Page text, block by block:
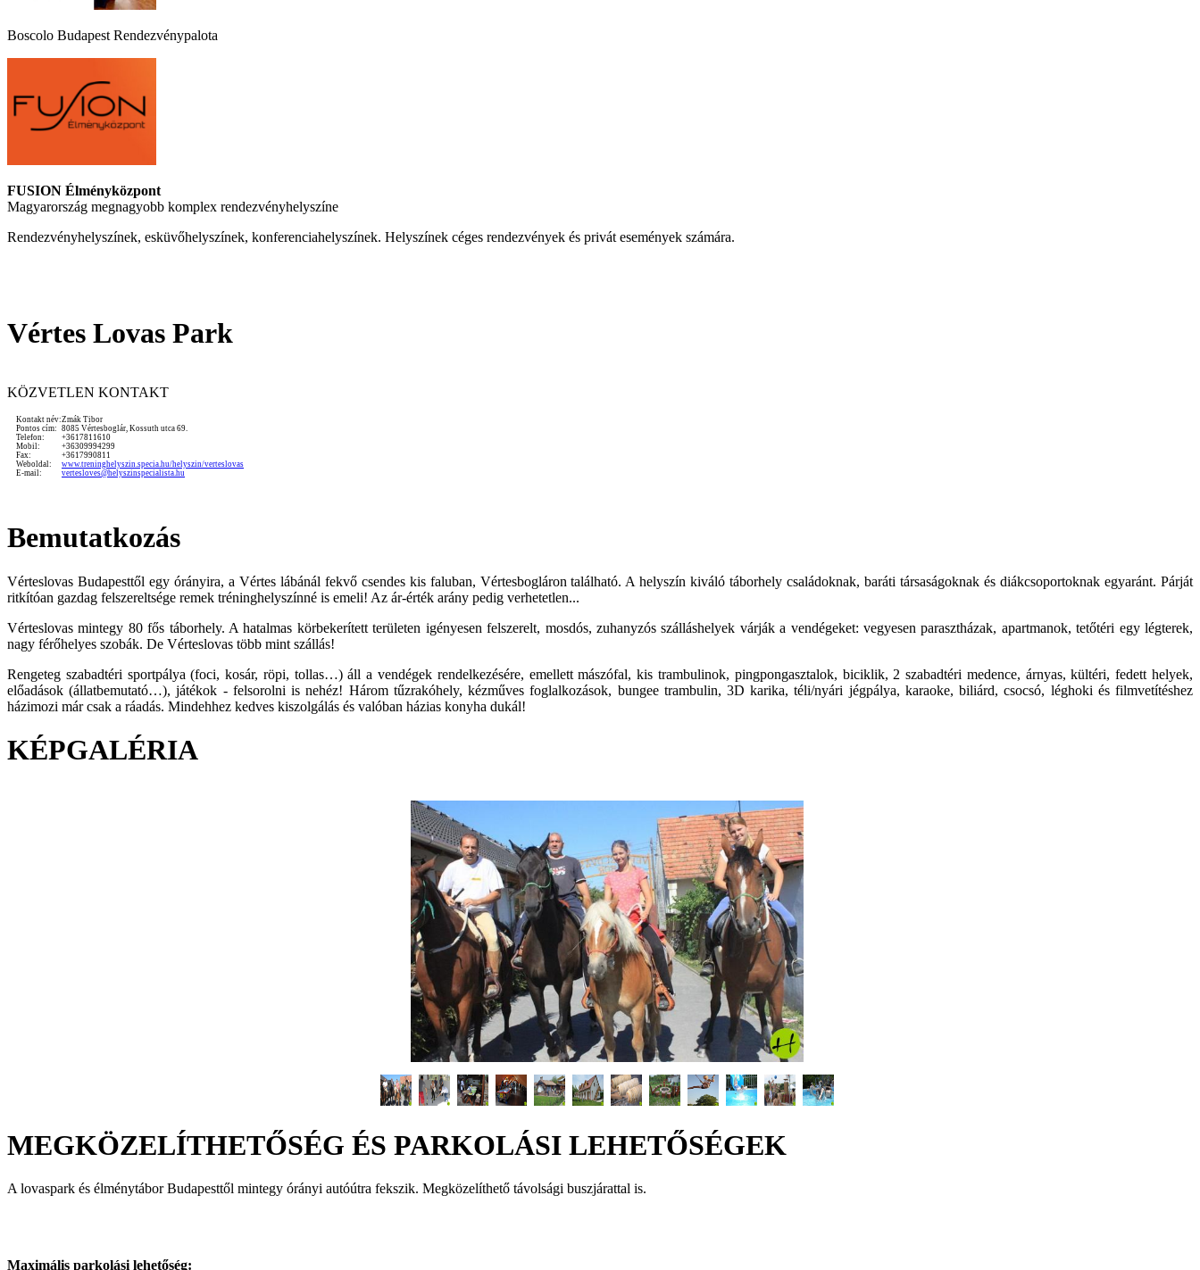
Boscolo Budapest Rendezvénypalota
FUSION Élményközpont
Magyarország megnagyobb komplex rendezvényhelyszíne
Rendezvényhelyszínek, esküvőhelyszínek, konferenciahelyszínek. Helyszínek céges rendezvények és privát események számára.
Vértes Lovas Park
KÖZVETLEN KONTAKT
Kontakt név:Zmák Tibor
Pontos cím: 8085 Vértesboglár, Kossuth utca 69.
Telefon:
+3617811610
Mobil:
+36309994299
Fax:
+3617990811
Weboldal:
www.treninghelyszin.specia.hu/helyszin/verteslovas
E-mail:
vertesloves@helyszinspecialista.hu
Bemutatkozás
Vérteslovas Budapesttől egy órányira, a Vértes lábánál fekvő csendes kis faluban, Vértesbogláron található. A helyszín kiváló táborhely családoknak, baráti társaságoknak és diákcsoportoknak egyaránt. Párját
ritkítóan gazdag felszereltsége remek tréninghelyszínné is emeli! Az ár-érték arány pedig verhetetlen...
Vérteslovas mintegy 80 fős táborhely. A hatalmas körbekerített területen igényesen felszerelt, mosdós, zuhanyzós szálláshelyek várják a vendégeket: vegyesen parasztházak, apartmanok, tetőtéri egy légterek,
nagy férőhelyes szobák. De Vérteslovas több mint szállás!
Rengeteg szabadtéri sportpálya (foci, kosár, röpi, tollas…) áll a vendégek rendelkezésére, emellett mászófal, kis trambulinok, pingpongasztalok, biciklik, 2 szabadtéri medence, árnyas, kültéri, fedett helyek,
előadások (állatbemutató…), játékok - felsorolni is nehéz! Három tűzrakóhely, kézműves foglalkozások, bungee trambulin, 3D karika, téli/nyári jégpálya, karaoke, biliárd, csocsó, léghoki és filmvetítéshez
házimozi már csak a ráadás. Mindehhez kedves kiszolgálás és valóban házias konyha dukál!
KÉPGALÉRIA
MEGKÖZELÍTHETŐSÉG ÉS PARKOLÁSI LEHETŐSÉGEK
A lovaspark és élménytábor Budapesttől mintegy órányi autóútra fekszik. Megközelíthető távolsági buszjárattal is.
Maximális parkolási lehetőség: